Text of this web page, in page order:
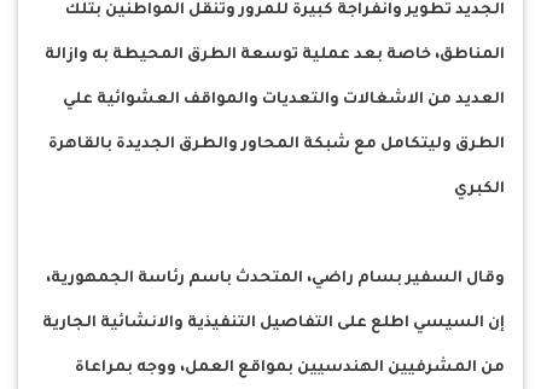
الجديد تطوير وانفراجة كبيرة للمرور وتنقل المواطنين بتلك
المناطق، خاصة بعد عملية توسعة الطرق المحيطة به وازالة
العديد من الاشغالات والتعديات والمواقف العشوائية علي
الطرق وليتكامل مع شبكة المحاور والطرق الجديدة بالقاهرة
الكبري
وقال السفير بسام راضي، المتحدث باسم رئاسة الجمهورية،
إن السيسي اطلع على التفاصيل التنفيذية والانشائية الجارية
من المشرفيين الهندسيين بمواقع العمل، ووجه بمراعاة